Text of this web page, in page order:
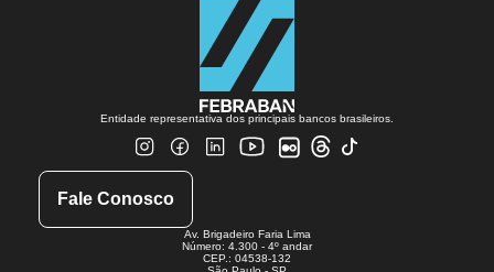
Entidade representativa dos principais bancos brasileiros.
Fale Conosco
Av. Brigadeiro Faria Lima
Número: 4.300 - 4º andar
CEP.: 04538-132